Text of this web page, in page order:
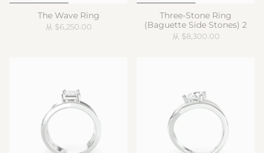
The Wave Ring
从 $6,250.00
Three-Stone Ring
(Baguette Side Stones) 2
从 $8,300.00